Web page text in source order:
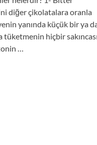
diğer çikolatalara oranla
yanında küçük bir ya
hiçbir
…